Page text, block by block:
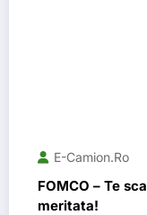
E-Camion.ro
FOMCO – Te
meritata!